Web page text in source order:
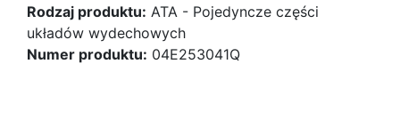
Rodzaj produktu: ATA - Pojedyncze części
układów wydechowych
Numer produktu: 04E253041Q